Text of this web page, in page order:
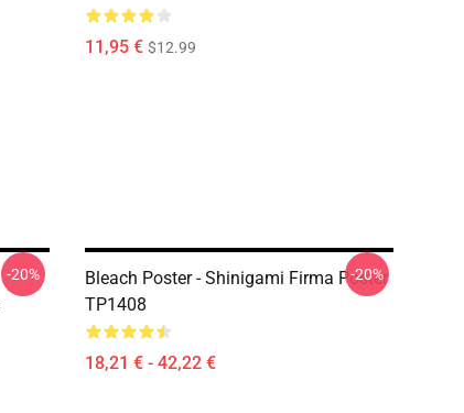
11,95 € $12.99
-20%
Bleach Poster - Shinigami Firma Poster
TP1408
18,21 € - 42,22 €
-20%